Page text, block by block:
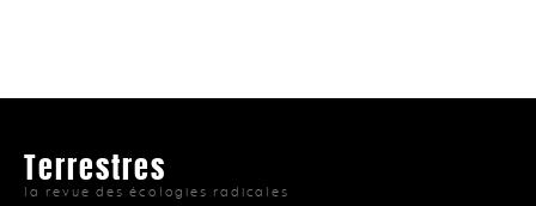
Terrestres
la revue des écologies radicales